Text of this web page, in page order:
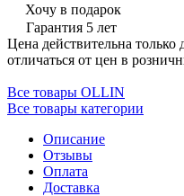
Хочу в подарок
Гарантия 5 лет
Цена действительна
отличаться от цен в
Все товары OLLIN
Все товары категории
Описание
Отзывы
Оплата
Доставка